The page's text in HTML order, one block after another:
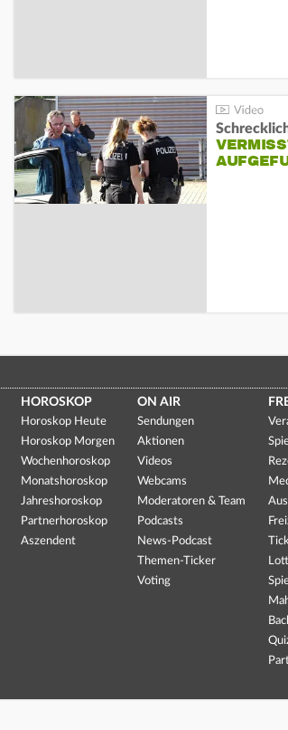
HOROSKOP
Horoskop Heute
Horoskop Morgen
Wochenhoroskop
Monatshoroskop
Jahreshoroskop
Partnerhoroskop
Aszendent
ON AIR
Sendungen
Aktionen
Videos
Webcams
Moderatoren & Team
Podcasts
News-Podcast
Themen-Ticker
Voting